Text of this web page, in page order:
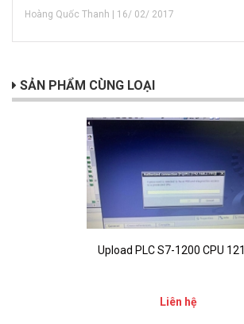
Hoàng Quốc Thanh | 16/ 02/ 2017
SẢN PHẨM CÙNG LOẠI
Upload PLC S7-1200 CPU
Liên hệ